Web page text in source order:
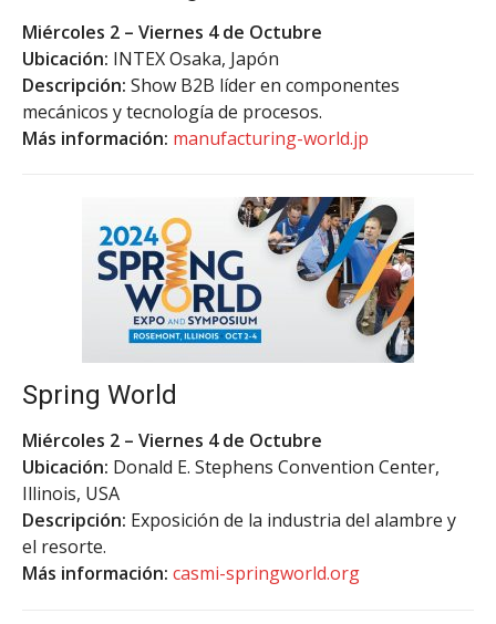
Miércoles 2 – Viernes 4 de Octubre
Ubicación: INTEX Osaka, Japón
Descripción: Show B2B líder en componentes
mecánicos y tecnología de procesos.
Más información: manufacturing-world.jp
Spring World
Miércoles 2 – Viernes 4 de Octubre
Ubicación: Donald E. Stephens Convention Center,
Illinois, USA
Descripción: Exposición de la industria del alambre y
el resorte.
Más información: casmi-springworld.org